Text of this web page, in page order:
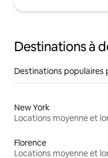
Destinations à
Destinations populaires
New York
Florence